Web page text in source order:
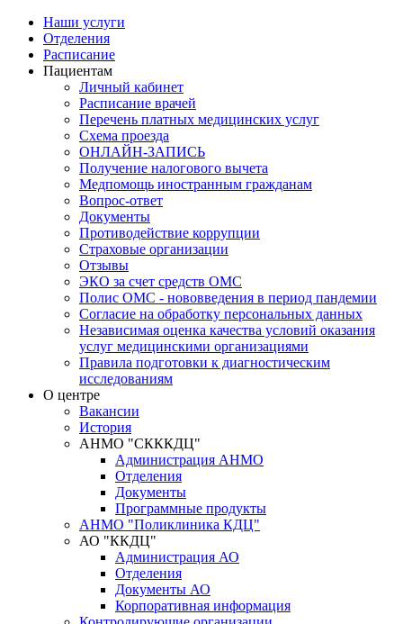
Наши услуги
Отделения
Расписание
Пациентам
Личный кабинет
Расписание врачей
Перечень платных медицинских услуг
Схема проезда
ОНЛАЙН-ЗАПИСЬ
Получение налогового вычета
Медпомощь иностранным гражданам
Вопрос-ответ
Документы
Противодействие коррупции
Страховые организации
Отзывы
ЭКО за счет средств ОМС
Полис ОМС - нововведения в период пандемии
Согласие на обработку персональных данных
Независимая оценка качества условий оказания
услуг медицинскими организациями
Правила подготовки к диагностическим
исследованиям
О центре
Вакансии
История
АНМО "СКККДЦ"
Администрация АНМО
Отделения
Документы
Программные продукты
АНМО "Поликлиника КДЦ"
АО "ККДЦ"
Администрация АО
Отделения
Документы АО
Корпоративная информация